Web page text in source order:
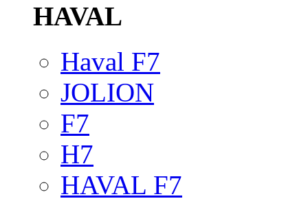
HAVAL
Haval F7
JOLION
F7
H7
HAVAL F7